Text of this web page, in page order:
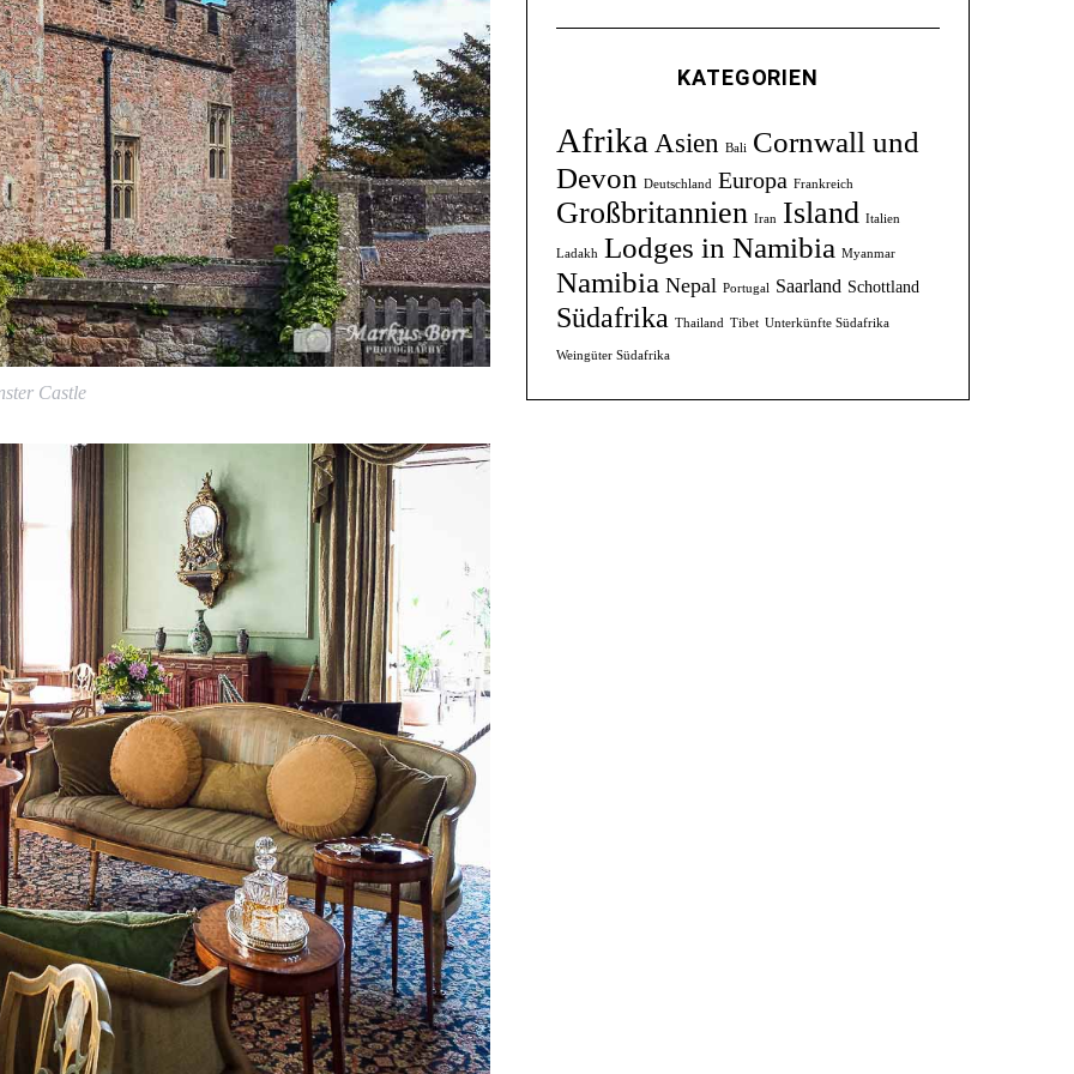
Castle
KATEGORIEN
Afrika Asien Bali
Cornwall und
Devon
Deutschland Europa Frankreich
Großbritannien Iran Island Italien
Ladakh Lodges in Namibia Myanmar
Namibia Nepal Portugal Saarland Schottland
Südafrika Thailand Tibet Unterkünfte Südafrika
Weingüter Südafrika